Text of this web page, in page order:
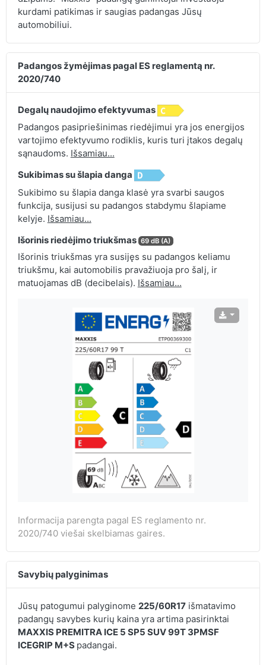
kurdami patikimas ir saugias padangas Jūsų
automobiliui.
Padangos žymėjimas pagal ES reglamentą nr.
2020/740
Degalų naudojimo efektyvumas
Padangos pasipriešinimas riedėjimui yra jos energijos
vartojimo efektyvumo rodiklis, kuris turi įtakos degalų
sąnaudoms. Išsamiau...
Sukibimas su šlapia danga
Sukibimo su šlapia danga klasė yra svarbi saugos
funkcija, susijusi su padangos stabdymu šlapiame
kelyje. Išsamiau...
Išorinis riedėjimo triukšmas 69 dB (A)
Išorinis triukšmas yra susijęs su padangos keliamu
triukšmu, kai automobilis pravažiuoja pro šalį, ir
matuojamas dB (decibelais). Išsamiau...
Informacija parengta pagal ES reglamento nr.
2020/740 viešai skelbiamas gaires.
Savybių palyginimas
Jūsų patogumui palyginome 225/60R17išmatavimo
padangų savybes kurių kaina yra artima pasirinktai
MAXXIS PREMITRA ICE 5 SP5 SUV 99T 3PMSF
ICEGRIP M+S padangai.